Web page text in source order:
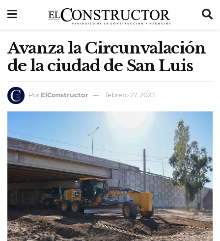
Avanza la Circunvalación
de la ciudad de San Luis
Por ElConstructor febrero 27, 2023